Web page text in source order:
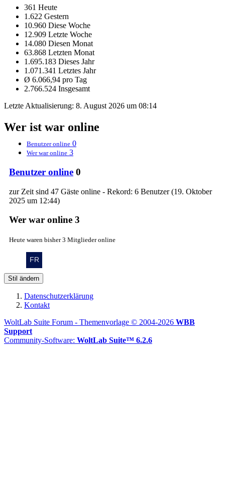
361 Heute
1.622 Gestern
10.960 Diese Woche
12.909 Letzte Woche
14.080 Diesen Monat
63.868 Letzten Monat
1.695.183 Dieses Jahr
1.071.341 Letztes Jahr
Ø 6.066,94 pro Tag
2.766.524 Insgesamt
Letzte Aktualisierung: 8. August 2026 um 08:14
Wer ist war online
Benutzer online 0
Wer war online 3
Benutzer online 0
zur Zeit sind 47 Gäste online - Rekord: 6 Benutzer (19. Oktober
2025 um 12:44)
Wer war online 3
Heute waren bisher 3 Mitglieder online
Stil ändern
Datenschutzerklärung
Kontakt
WoltLab Suite Forum - Themenvorlage © 2004-2026 WBB
Support
Community-Software: WoltLab Suite™ 6.2.6